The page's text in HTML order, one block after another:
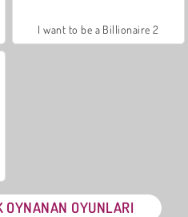
I want to be a Billionaire 2
OYNANAN OYUNLARI